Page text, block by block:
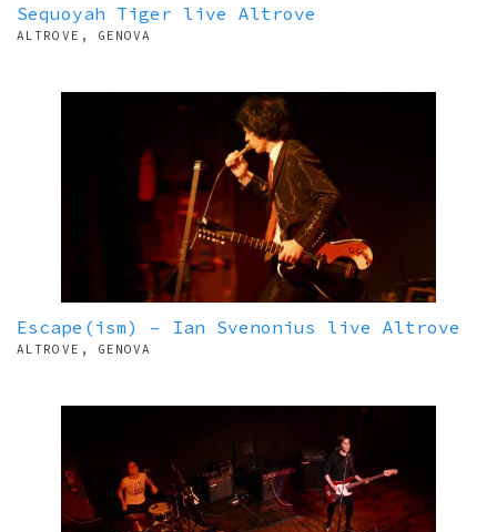
Sequoyah Tiger live Altrove
ALTROVE, GENOVA
Escape(ism) – Ian Svenonius live Altrove
ALTROVE, GENOVA